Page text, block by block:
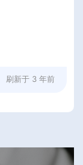
刷新于 3 年前